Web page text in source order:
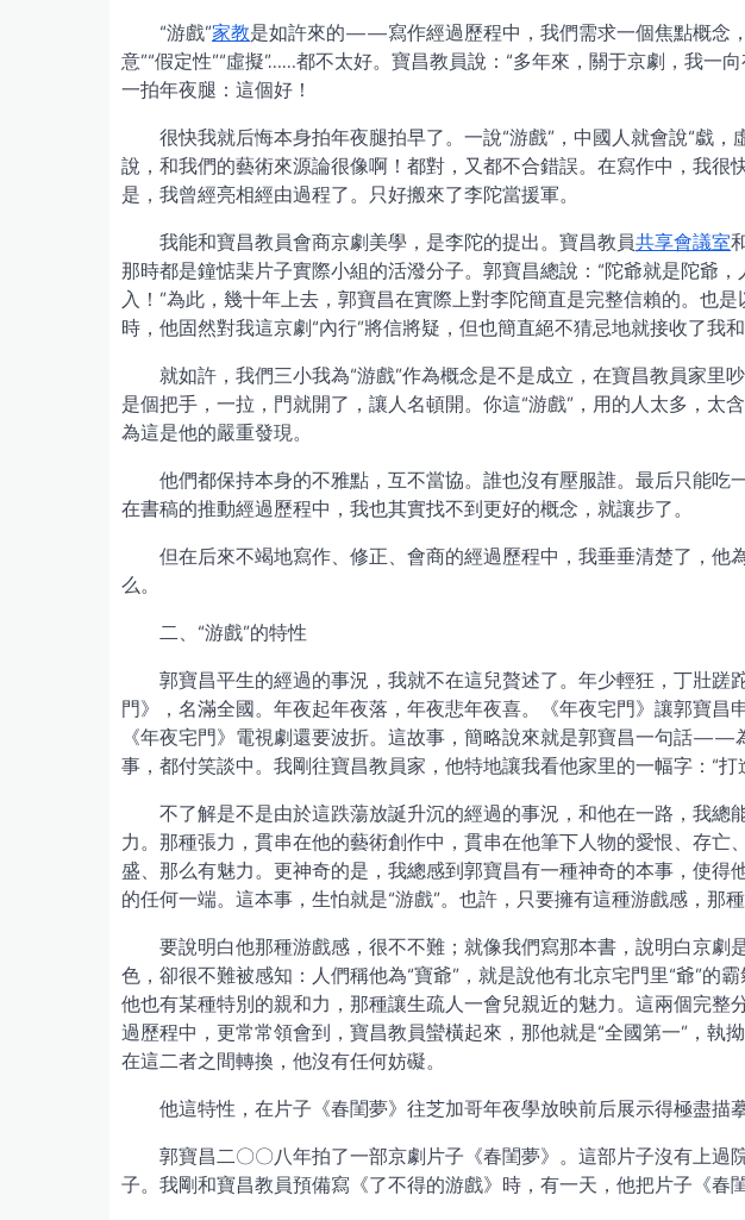
“游戲”家教是如許來的——寫作經過歷程中，我們需求一個焦點概念
意”“假定性”“虛擬”……都不太好。寶昌教員說：“多年來，關于京劇，我一
一拍年夜腿：這個好！
很快我就后悔本身拍年夜腿拍早了。一說“游戲”，中國人就會說“戱
說，和我們的藝術來源論很像啊！都對，又都不合錯誤。在寫作中，我很
是，我曾經亮相經由過程了。只好搬來了李陀當援軍。
我能和寶昌教員會商京劇美學，是李陀的提出。寶昌教員共享會議室
那時都是鐘惦棐片子實際小組的活潑分子。郭寶昌總說：“陀爺就是陀爺
入！”為此，幾十年上去，郭寶昌在實際上對李陀簡直是完整信賴的。也
時，他固然對我這京劇“內行”將信將疑，但也簡直絕不猜忌地就接收了我和
就如許，我們三小我為“游戲”作為概念是不是成立，在寶昌教員家里
是個把手，一拉，門就開了，讓人名頓開。你這“游戲”，用的人太多，太
為這是他的嚴重發現。
他們都保持本身的不雅點，互不當協。誰也沒有壓服誰。最后只能吃
在書稿的推動經過歷程中，我也其實找不到更好的概念，就讓步了。
但在后來不竭地寫作、修正、會商的經過歷程中，我垂垂清楚了，他
么。
二、“游戲”的特性
郭寶昌平生的經過的事況，我就不在這兒贅述了。年少輕狂，丁壯蹉
門》，名滿全國。年夜起年夜落，年夜悲年夜喜。《年夜宅門》讓郭寶昌
《年夜宅門》電視劇還要波折。這故事，簡略說來就是郭寶昌一句話——
事，都付笑談中。我剛往寶昌教員家，他特地讓我看他家里的一幅字：“打
不了解是不是由於這跌蕩放誕升沉的經過的事況，和他在一路，我總
力。那種張力，貫串在他的藝術創作中，貫串在他筆下人物的愛恨、存
盛、那么有魅力。更神奇的是，我總感到郭寶昌有一種神奇的本事，使得
的任何一端。這本事，生怕就是“游戲”。也許，只要擁有這種游戲感，那
要說明白他那種游戲感，很不不難；就像我們寫那本書，說明白京劇
色，卻很不難被感知：人們稱他為“寶爺”，就是說他有北京宅門里“爺”
他也有某種特別的親和力，那種讓生疏人一會兒親近的魅力。這兩個完整
過歷程中，更常常領會到，寶昌教員蠻橫起來，那他就是“全國第一”，執
在這二者之間轉換，他沒有任何妨礙。
他這特性，在片子《春閨夢》往芝加哥年夜學放映前后展示得極盡描摹
郭寶昌二〇〇八年拍了一部京劇片子《春閨夢》。這部片子沒有上過
子。我剛和寶昌教員預備寫《了不得的游戲》時，有一天，他把片子《春